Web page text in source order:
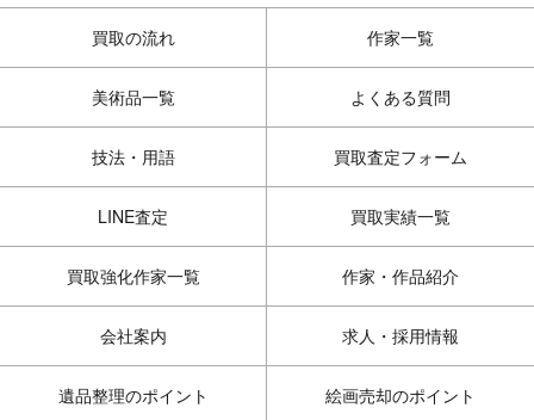
買取の流れ 作家一覧
美術品一覧 よくある質問
技法・用語 買取査定フォーム
LINE査定 買取実績一覧
買取強化作家一覧 作家・作品紹介
会社案内 求人・採用情報
遺品整理のポイント 絵画売却のポイント